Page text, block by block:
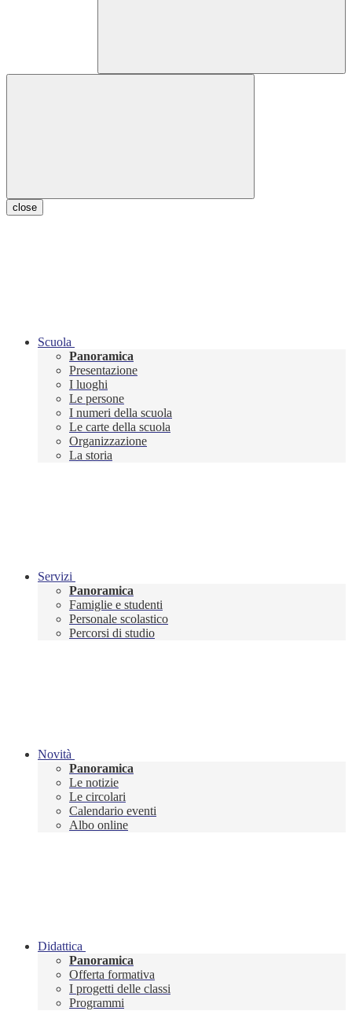
close
Scuola
Panoramica
Presentazione
I luoghi
Le persone
I numeri della scuola
Le carte della scuola
Organizzazione
La storia
Servizi
Panoramica
Famiglie e studenti
Personale scolastico
Percorsi di studio
Novità
Panoramica
Le notizie
Le circolari
Calendario eventi
Albo online
Didattica
Panoramica
Offerta formativa
I progetti delle classi
Programmi